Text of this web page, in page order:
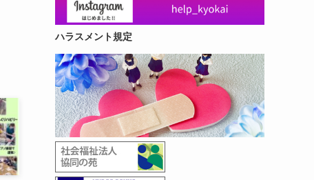
ハラスメント規定